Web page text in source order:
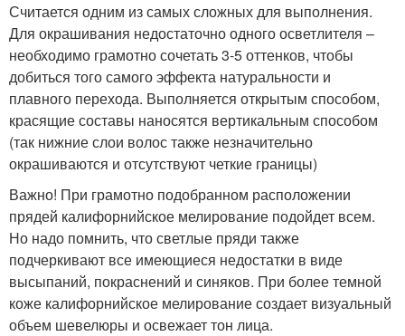
Считается одним из самых сложных для выполнения.
Для окрашивания недостаточно одного осветлителя –
необходимо грамотно сочетать 3-5 оттенков, чтобы
добиться того самого эффекта натуральности и
плавного перехода. Выполняется открытым способом,
красящие составы наносятся вертикальным способом
(так нижние слои волос также незначительно
окрашиваются и отсутствуют четкие границы)
Важно! При грамотно подобранном расположении
прядей калифорнийское мелирование подойдет всем.
Но надо помнить, что светлые пряди также
подчеркивают все имеющиеся недостатки в виде
высыпаний, покраснений и синяков. При более темной
коже калифорнийское мелирование создает визуальный
объем шевелюры и освежает тон лица.